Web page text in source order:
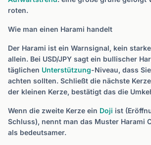
roten.
Wie man einen Harami handelt
Der Harami ist ein Warnsignal, kein
allein. Bei USD/JPY sagt ein bullischer
täglichen Unterstützung-Niveau, dass
achten sollten. Schließt die nächste
der kleinen Kerze, bestätigt das die
Wenn die zweite Kerze ein Doji ist
Schluss), nennt man das Muster Harami
als bedeutsamer.